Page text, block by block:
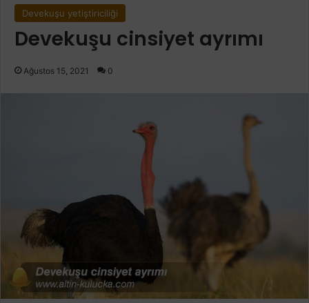
Devekuşu yetiştiriciliği
Devekuşu cinsiyet ayrımı
Ağustos 15, 2021 0